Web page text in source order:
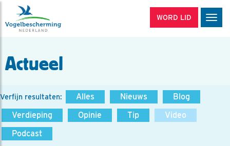
WORD LID
Actueel
Verfijn resultaten: Alles Nieuws
Blog
Verdieping
Opinie Tip
Video
Podcast